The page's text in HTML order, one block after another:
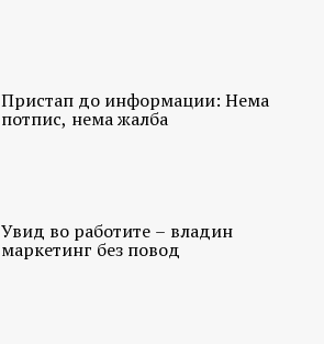
Пристап до информации: Нема
потпис, нема жалба
Увид во работите – владин
маркетинг без повод